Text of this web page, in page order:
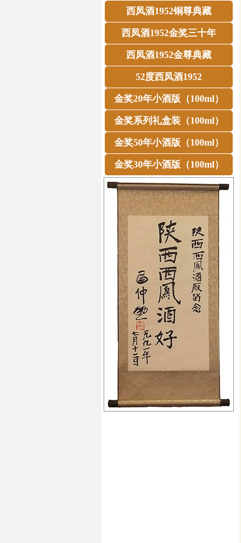
西凤酒1952铜尊典藏
西凤酒1952金奖三十年
西凤酒1952金尊典藏
52度西凤酒1952
金奖20年小酒版（100ml）
金奖系列礼盒装（100ml）
金奖50年小酒版（100ml）
金奖30年小酒版（100ml）